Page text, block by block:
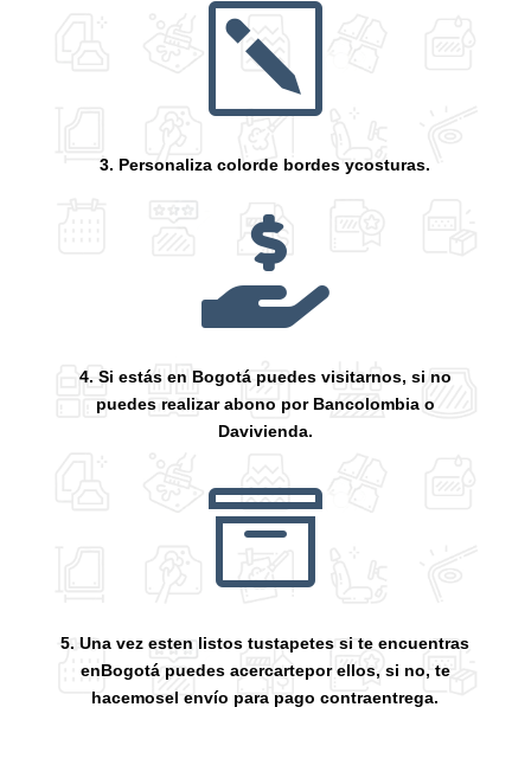
k
3. Personaliza colorde bordes ycosturas.

4. Si estás en Bogotá puedes visitarnos, si no
puedes realizar abono por Bancolombia o
Davivienda.

5. Una vez esten listos tustapetes si te encuentras
enBogotá puedes acercartepor ellos, si no, te
hacemosel envío para pago contraentrega.